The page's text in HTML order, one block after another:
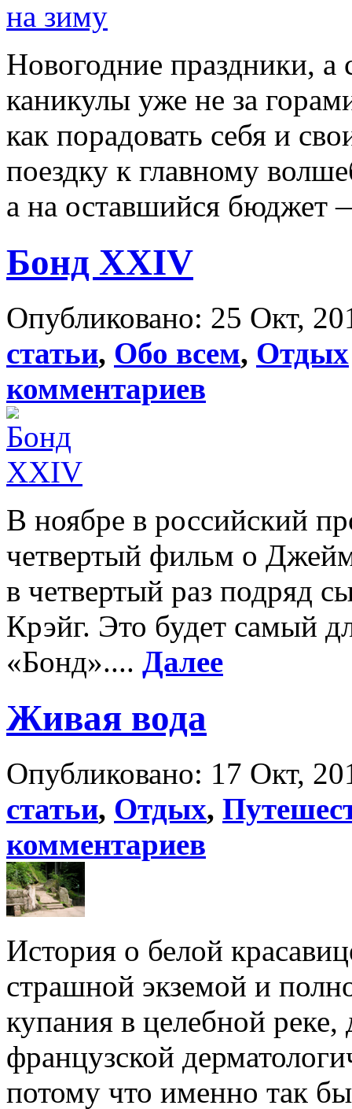
Новогодние праздники,
каникулы уже не за
как порадовать себя и
поездку к главному
а на оставшийся
Бонд XXIV
Опубликовано: 25 Окт,
статьи, Обо всем, Отдых
комментариев
В ноябре в российский
четвертый фильм о
в четвертый раз подряд
Крэйг. Это будет самый
«Бонд».... Далее
Живая вода
Опубликовано: 17 Окт,
статьи, Отдых,
комментариев
История о белой
страшной экземой и
купания в целебной реке,
французской
потому что именно так